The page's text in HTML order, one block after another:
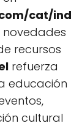
cat/ind
recursos
refuerza
educación
cultural